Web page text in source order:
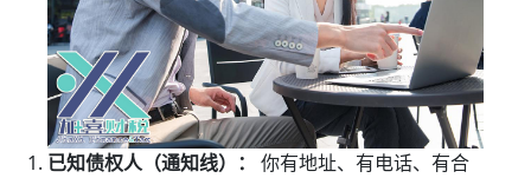
已知债权人（通知线）：
你有地址、有电话、有合